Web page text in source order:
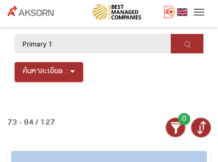
ค้นหาละเอียด :
73 - 84 / 127
0